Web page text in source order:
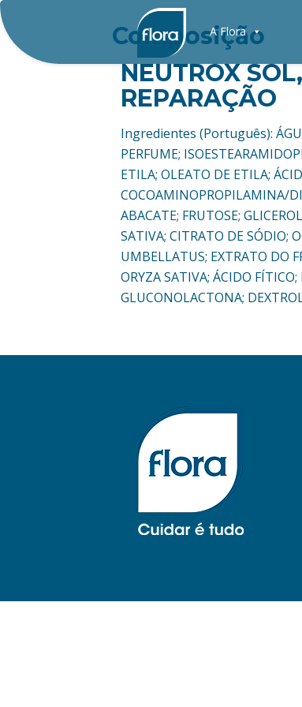
A Flora
Composição
NEUTROX
REPARAÇÃO
Ingredientes (Português):
PERFUME;
ETILA; OLEATO DE ETILA;
COCOAMINOPROPILAMINA/
ABACATE; FRUTOSE;
SATIVA; CITRATO DE SÓDIO;
UMBELLATUS; EXTRATO DO
ORYZA SATIVA; ÁCIDO
GLUCONOLACTONA;